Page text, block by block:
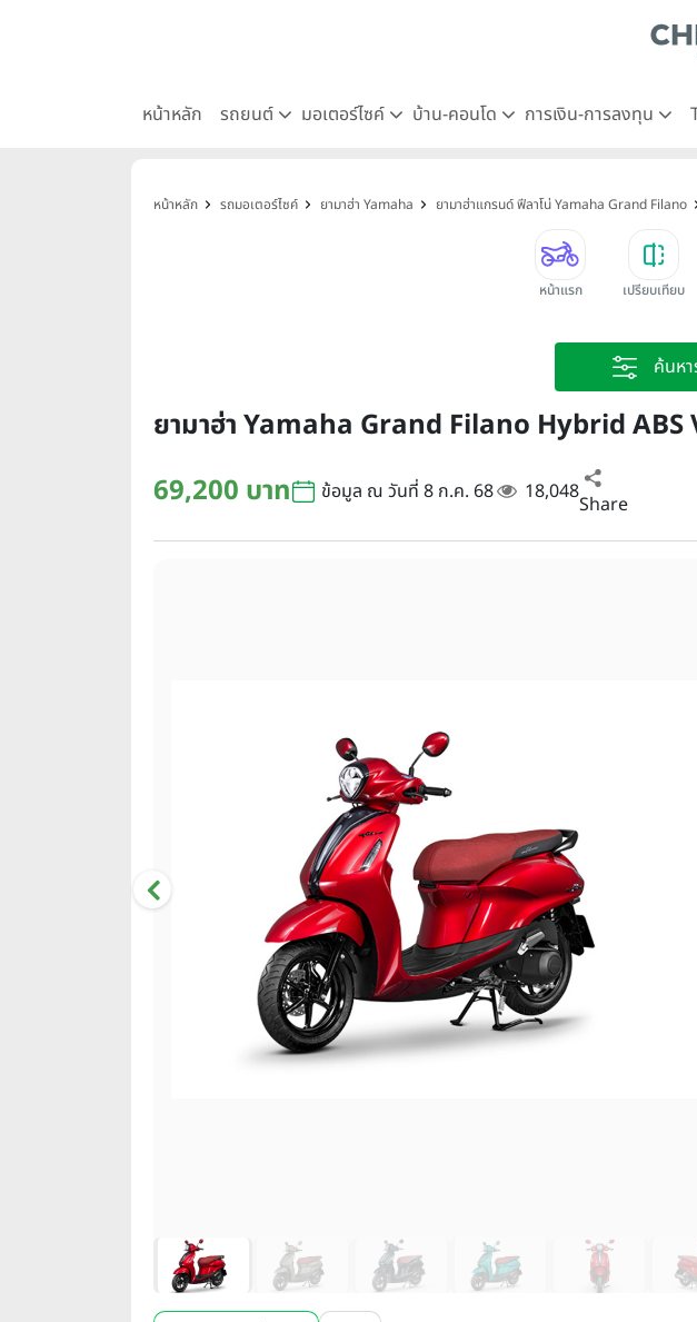
หน้าหลัก รถยนต์ มอเตอร์ไซค์ บ้าน-คอนโด การเงิน-การลงทุน
หน้าหลัก รถมอเตอร์ไซค์ ยามาฮ่า Yamaha ยามาฮ่าแกรนด์ ฟีลาโน่ Yamaha Grand Filano
หน้าแรก เปรียบเทียบ
ค้นห
ยามาฮ่า Yamaha Grand Filano Hybrid
69,200 บาท
ข้อมูล ณ วันที่ 8 ก.ค. 68 18,048Share